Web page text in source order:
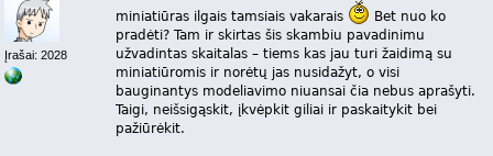
Įrašai: 2028
miniatiūras ilgais tamsiais vakarais
Bet nuo ko
pradėti? Tam ir skirtas šis skambiu pavadinimu
užvadintas skaitalas – tiems kas jau turi žaidimą su
miniatiūromis ir norėtų jas nusidažyt, o visi
bauginantys modeliavimo niuansai čia nebus aprašyti.
Taigi, neišsigąskit, įkvėpkit giliai ir paskaitykit bei
pažiūrėkit.